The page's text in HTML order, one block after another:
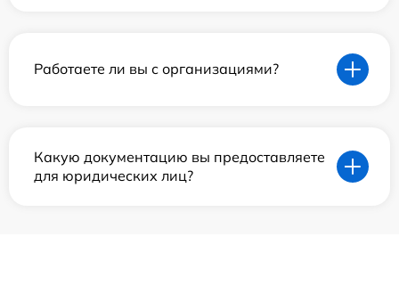
Работаете ли вы с организациями?
Какую документацию вы предоставляете
для юридических лиц?